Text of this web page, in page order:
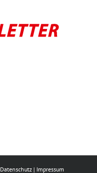
Datenschutz| Impressum